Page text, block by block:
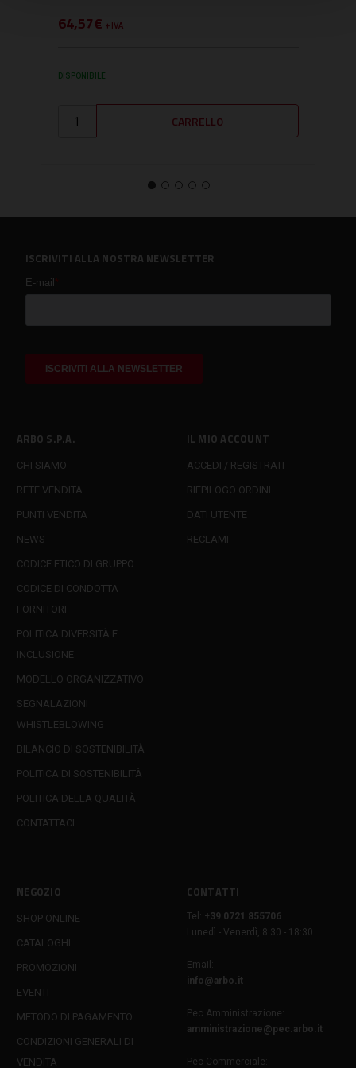
64,57€ + IVA
DISPONIBILE
ARBO S.P.A.
CHI SIAMO
RETE VENDITA
PUNTI VENDITA
NEWS
CODICE ETICO DI GRUPPO
CODICE DI CONDOTTA
FORNITORI
POLITICA DIVERSITÀ E
INCLUSIONE
MODELLO ORGANIZZATIVO
SEGNALAZIONI
WHISTLEBLOWING
BILANCIO DI SOSTENIBILITÀ
POLITICA DI SOSTENIBILITÀ
POLITICA DELLA QUALITÀ
CONTATTACI
IL MIO ACCOUNT
ACCEDI / REGISTRATI
RIEPILOGO ORDINI
DATI UTENTE
RECLAMI
NEGOZIO
SHOP ONLINE
CATALOGHI
PROMOZIONI
EVENTI
METODO DI PAGAMENTO
CONDIZIONI GENERALI DI
VENDITA
CONTATTI
Tel:
+39 0721 855706
Lunedì - Venerdì, 8:30 - 18:30
Email:
info@arbo.it
Pec Amministrazione:
amministrazione@pec.arbo.it
Pec Commerciale:
ISCRIVITI ALLA NOSTRA NEWSLETTER